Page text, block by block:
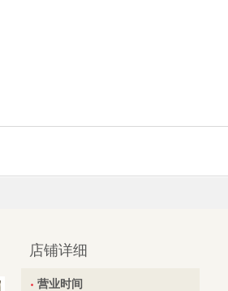
店铺详细
营业时间